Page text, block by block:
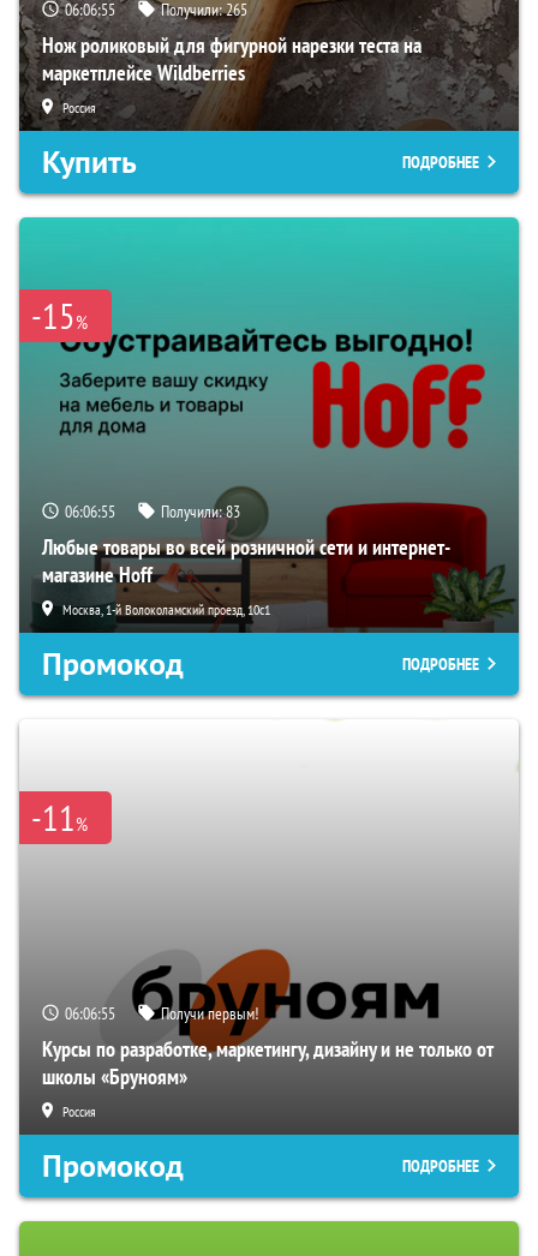
06:06:54 Получили:265
Нож роликовый для фигурной нарезки теста на
маркетплейсе Wildberries
Россия
Купить ПОДРОБНЕЕ
-15%
06:06:54 Получили:83
Любые товары во всей розничной сети и интернет-
магазине Hoff
Москва, 1-й Волоколамский проезд, 10с1
Промокод ПОДРОБНЕЕ
-11%
06:06:54 Получи первым!
Курсы по разработке, маркетингу, дизайну и не только от
школы «Бруноям»
Россия
Промокод ПОДРОБНЕЕ